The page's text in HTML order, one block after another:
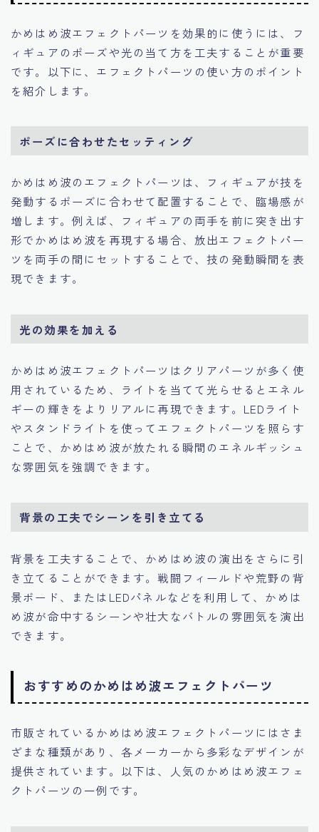
かめはめ波エフェクトパーツを効果的に使うには、フ
ィギュアのポーズや光の当て方を工夫することが重要
です。以下に、エフェクトパーツの使い方のポイント
を紹介します。
ポーズに合わせたセッティング
かめはめ波のエフェクトパーツは、フィギュアが技を
発動するポーズに合わせて配置することで、臨場感が
増します。例えば、フィギュアの両手を前に突き出す
形でかめはめ波を再現する場合、放出エフェクトパー
ツを両手の間にセットすることで、技の発動瞬間を表
現できます。
光の効果を加える
かめはめ波エフェクトパーツはクリアパーツが多く使
用されているため、ライトを当てて光らせるとエネル
ギーの輝きをよりリアルに再現できます。LEDライト
やスタンドライトを使ってエフェクトパーツを照らす
ことで、かめはめ波が放たれる瞬間のエネルギッシュ
な雰囲気を強調できます。
背景の工夫でシーンを引き立てる
背景を工夫することで、かめはめ波の演出をさらに引
き立てることができます。戦闘フィールドや荒野の背
景ボード、またはLEDパネルなどを利用して、かめは
め波が命中するシーンや壮大なバトルの雰囲気を演出
できます。
おすすめのかめはめ波エフェクトパーツ
市販されているかめはめ波エフェクトパーツにはさま
ざまな種類があり、各メーカーから多彩なデザインが
提供されています。以下は、人気のかめはめ波エフェ
クトパーツの一例です。